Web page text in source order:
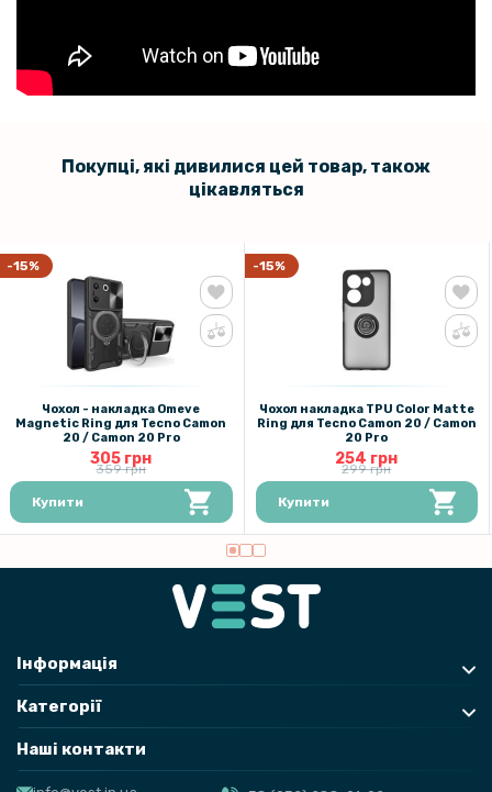
Покупці, які дивилися цей товар, також
цікавляться
-15%
Чохол - накладка Omeve
Magnetic Ring для Tecno Camon
20 / Camon 20 Pro
305 грн
359 грн
Купити
-15%
Чохол накладка TPU Color Matte
Ring для Tecno Camon 20 / Camon
20 Pro
254 грн
299 грн
Купити
Інформація
Категорії
Наші контакти